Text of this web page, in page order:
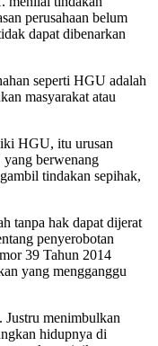
perusahaan belum
dapat dibenarkan
seperti HGU adalah
masyarakat atau
HGU, itu urusan
berwenang
tindakan sepihak,
tanpa hak dapat dijerat
penyerobotan
39 Tahun 2014
yang mengganggu
Justru menimbulkan
hidupnya di